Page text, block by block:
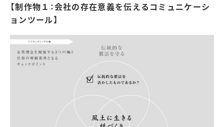
【制作物１：会社の存在意義を伝えるコミュニケーシ
ョンツール】